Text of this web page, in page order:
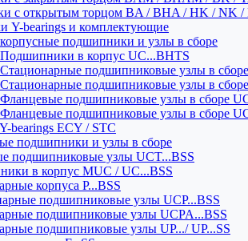
с открытым торцом BA / BHA / HK / NK
Y-bearings и комплектующие
подшипники и узлы в сборе
в корпус UC...BHTS
подшипниковые узлы в
подшипниковые узлы в
подшипниковые узлы в сборе
подшипниковые узлы в сборе
bearings ECY / STC
подшипники и узлы в сборе
подшипниковые узлы UCT...BSS
в корпус MUC / UC...BSS
корпуса P...BSS
подшипниковые узлы UCP...BSS
подшипниковые узлы UCPA...BSS
подшипниковые узлы UP.../ UP...SS